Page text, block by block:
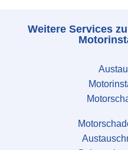
Weitere Services